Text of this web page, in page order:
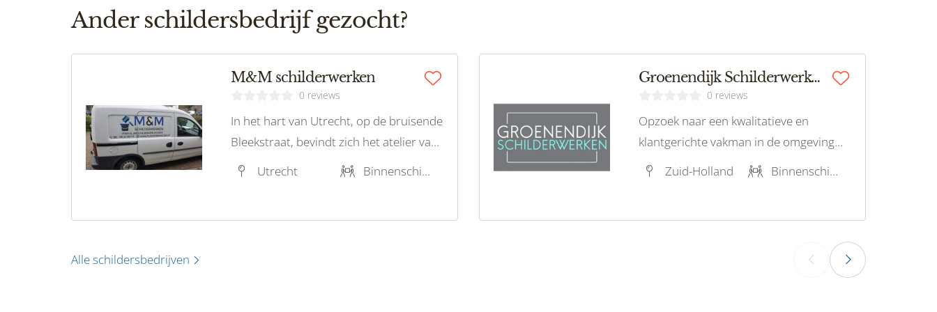
Ander schildersbedrijf gezocht?
M&M schilderwerken
0 reviews
In het hart van Utrecht, op de bruisende
Bleekstraat, bevindt zich het atelier van
de befaamde schilder M&M
reputatie opgebouwd als het gaat om
Utrecht Binnenschilderwerk, Buitenschilderwerk, Onderhoudsschilderwerk, Restauratieschilderwerk
Groenendijk Schilderwerken
0 reviews
Opzoek naar een kwalitatieve en
klantgerichte vakman in de omgeving
van Zoetermeer?
Zuid-Holland Binnenschilderwerk, Buitenschilderwerk, Latex spuiten, Behangwerk, Houtrotreparatie
Alle schildersbedrijven ‹ ›